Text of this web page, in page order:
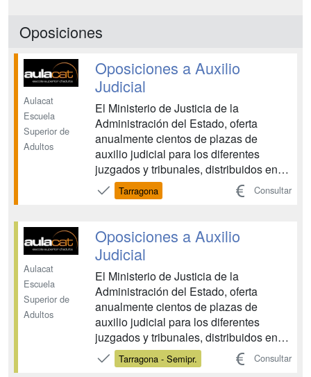
docum...
Oposiciones
Aulacat
Escuela
Superior de
Adultos
Oposiciones a Auxilio
Judicial
El Ministerio de Justicia de la
Administración del Estado, oferta
anualmente cientos de plazas de
auxilio judicial para los diferentes
juzgados y tribunales, distribuidos en
todas las comunidades autónomas.
Trabajarás en la revisión de las
Justicia, en la guardia y custodia de las
salas y de su material, y otra tare...
Tarragona Consultar
Aulacat
Escuela
Superior de
Adultos
Oposiciones a Auxilio
Judicial
El Ministerio de Justicia de la
Administración del Estado, oferta
anualmente cientos de plazas de
auxilio judicial para los diferentes
juzgados y tribunales, distribuidos en
todas las comunidades autónomas.
Trabajarás en la revisión de las
Tarragona - Semipr. Consultar